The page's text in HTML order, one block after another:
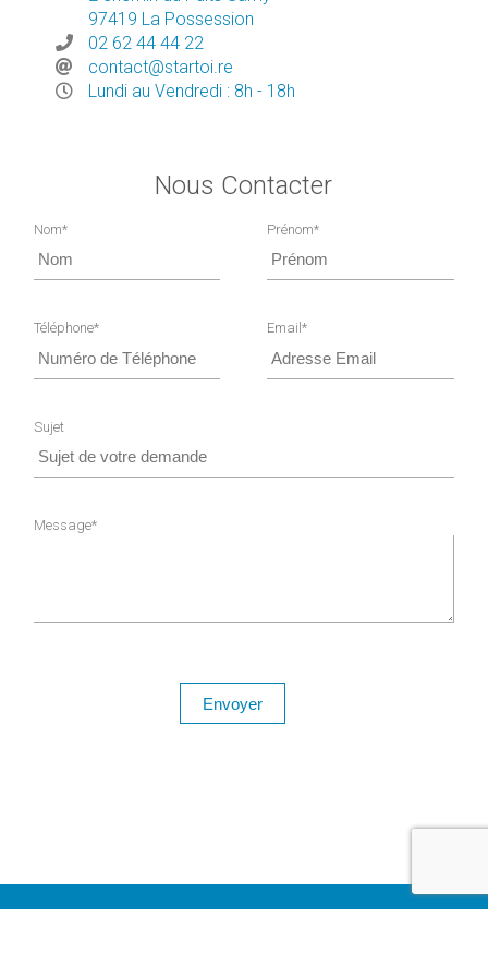
Nous Contacter
Nom* Prénom*
Téléphone* Email*
Sujet
Message*
97419 La Possession
02 62 44 44 22
er.io
trats
@tcat
noc
Lundi au Vendredi : 8h - 18h